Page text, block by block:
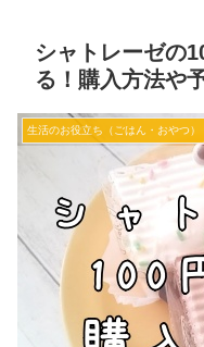
シャトレーゼの
る！購入方法や
生活のお役立ち（ごはん・おやつ）